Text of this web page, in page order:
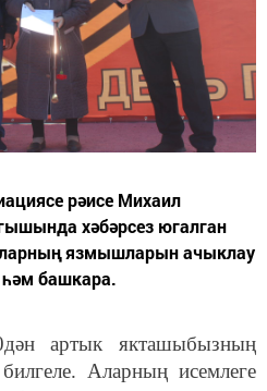
рәисе Михаил
хәбәрсез югалган
язмышларын ачыклау
башкара.
артык якташыбызның
Аларның исемлеге